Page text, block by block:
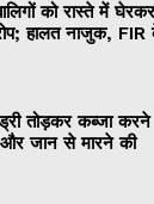
को रास्ते में
हालत नाजुक,
तोड़कर कब्जा करने
और जान से मारने की